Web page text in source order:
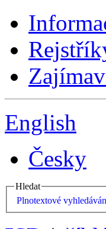
English
Česky
Hledat
Plnotextové